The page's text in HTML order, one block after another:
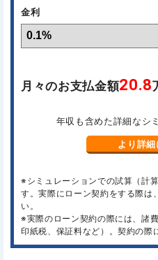
金利
月々のお支払金額20.8
年収も含めた詳細なシ
より詳
※シミュレーションでの試算（計
す。実際にローン契約をする際は
い。
※実際のローン契約の際には、諸
印紙税、保証料など）。契約の際